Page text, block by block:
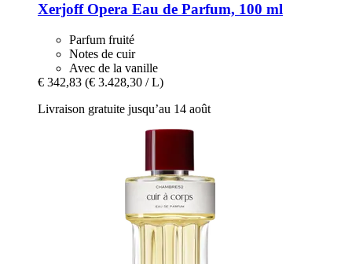
XerjoffOpera Eau de Parfum, 100 ml
Parfum fruité
Notes de cuir
Avec de la vanille
€ 342,83 (€ 3.428,30 / L)
Livraison gratuite jusqu’au 14 août